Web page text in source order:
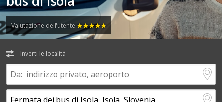
Valutazione dell'utente
Inverti le località